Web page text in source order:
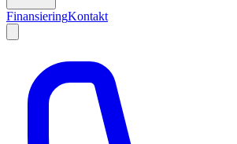
FinansieringKontakt